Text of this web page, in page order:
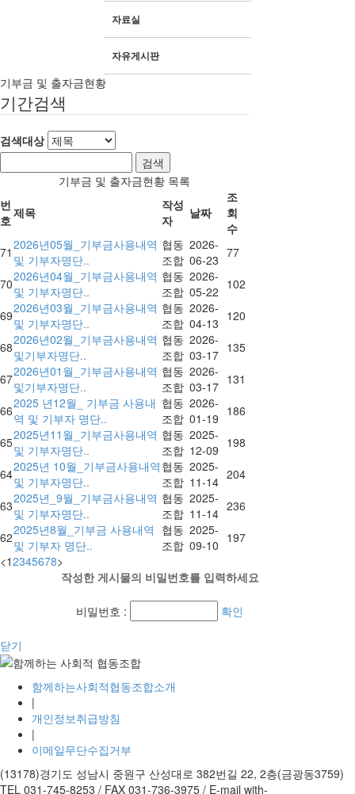
자료실
자유게시판
기부금 및 출자금현황
기간검색
검색대상
기부금 및 출자금현황 목록
번
호 제목
작성
자
날짜
조
회
수
71 2026년05월_기부금사용내역
및 기부자명단..
협동
조합
2026-
06-23 77
702026년04월_기부금사용내역
및 기부자명단..
협동
조합
2026-
05-22 102
692026년03월_기부금사용내역
및 기부자명단..
협동
조합
2026-
04-13 120
682026년02월_기부금사용내역
및기부자명단..
협동
조합
2026-
03-17 135
672026년01월_기부금사용내역
및기부자명단..
협동
조합
2026-
03-17 131
662025 년12월_ 기부금 사용내
역 및 기부자 명단..
협동
조합
2026-
01-19 186
652025년11월_기부금사용내역
및 기부자명단..
협동
조합
2025-
12-09 198
642025년 10월_기부금사용내역
및 기부자명단..
협동
조합
2025-
11-14 204
632025년_9월_기부금사용내역
및 기부자명단..
협동
조합
2025-
11-14 236
622025년8월_기부금 사용내역
및 기부자 명단..
협동
조합
2025-
09-10 197
<12345678>
작성한 게시물의 비밀번호를 입력하세요
비밀번호 : 확인
닫기
함께하는사회적협동조합소개
|
개인정보취급방침
|
이메일무단수집거부
(13178)경기도 성남시 중원구 산성대로 382번길 22, 2층(금광동3759)
TEL 031-745-8253 / FAX 031-736-3975 / E-mail with-